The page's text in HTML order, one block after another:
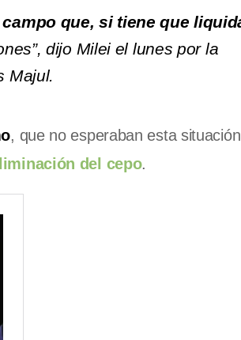
que, si tiene que
dijo Milei el lunes por la
Majul.
, que no esperaban esta
del cepo.